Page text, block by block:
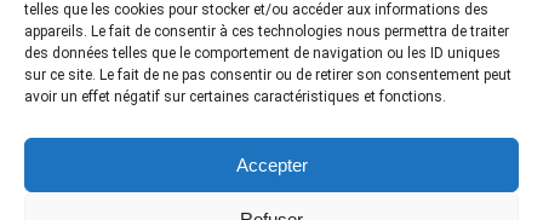
telles que les cookies pour stocker et/ou accéder aux informations des
appareils. Le fait de consentir à ces technologies nous permettra de traiter
des données telles que le comportement de navigation ou les ID uniques
sur ce site. Le fait de ne pas consentir ou de retirer son consentement peut
avoir un effet négatif sur certaines caractéristiques et fonctions.
Accepter
section départementale de la Mayenne s’est
tenue le mardi 19 mars 2024, à Laval, 77
personnes étaient réunies. Un café d’accueil a été
offert aux participants par la section 53. Le
Président, Yvon MOHAMMAD ouvre la…